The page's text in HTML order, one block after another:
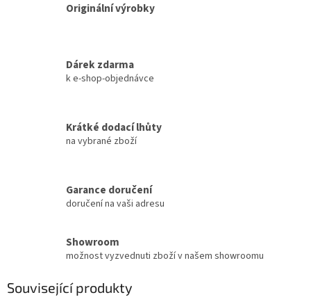
Originální výrobky
Dárek zdarma
k e-shop-objednávce
Krátké dodací lhůty
na vybrané zboží
Garance doručení
doručení na vaši adresu
Showroom
možnost vyzvednuti zboží v našem showroomu
Související produkty